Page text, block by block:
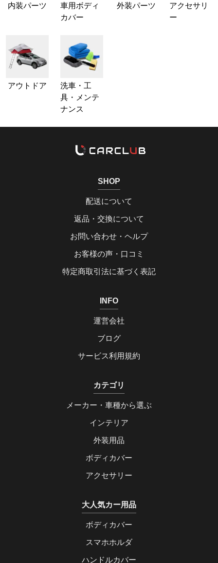
内装パーツ
車用ボディ
カバー
外装パーツ
アクセサリ
ー
アウトドア
洗車・工
具・メンテ
ナンス
SHOP
配送について
返品・交換について
お問い合わせ・ヘルプ
お客様の声・口コミ
特定商取引法に基づく表記
INFO
運営会社
ブログ
サービス利用規約
カテゴリ
メーカー・車種から選ぶ
インテリア
外装用品
ボディカバー
アクセサリー
大人気カー用品
ボディカバー
スマホホルダ
ハンドルカバー